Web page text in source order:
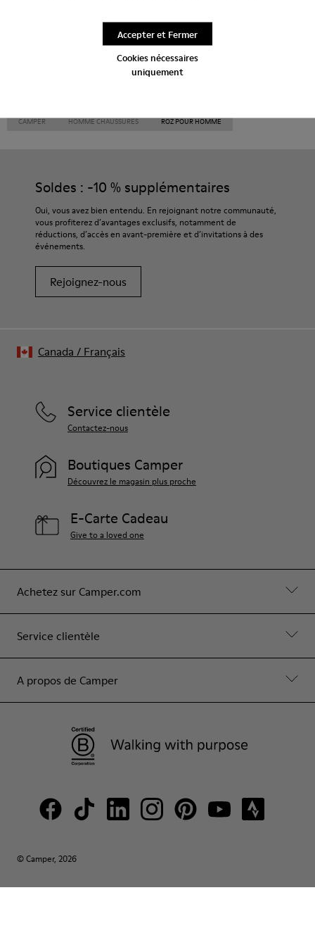
Cookies nécessaires
uniquement
Accepter et Fermer
CAMPER HOMME CHAUSSURES ROZ POUR HOMME
Soldes : -10 % supplémentaires
Oui, vous avez bien entendu. En rejoignant notre communauté,
vous profiterez d’avantages exclusifs, notamment de
réductions, d’accès en avant-première et d’invitations à des
événements.
Rejoignez-nous
Achetez sur Camper.com
Service clientèle
A propos de Camper
Service clientèle
Contactez-nous
Boutiques Camper
Découvrez le magasin plus proche
E-Carte Cadeau
Give to a loved one
© Camper, 2026
Canada / Français